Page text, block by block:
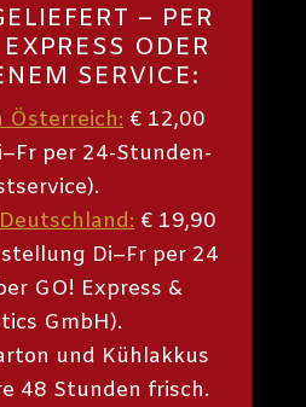
– PER
ODER
SERVICE:
Österreich:€ 12,00
per 24-Stunden-
€ 19,90
Di–Fr per 24
GO! Express &
GmbH).
und Kühlakkus
48 Stunden frisch.